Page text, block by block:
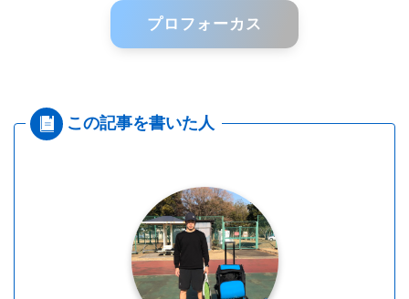
プロフォーカス